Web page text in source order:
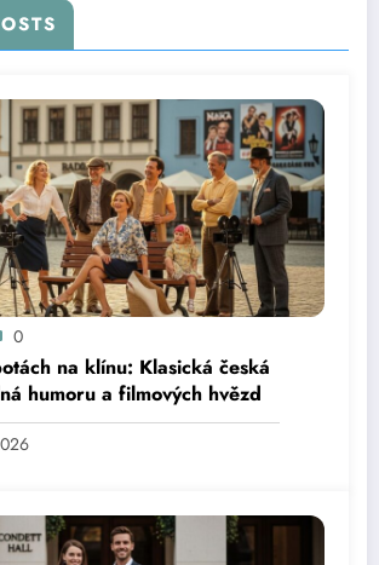
0
na klínu: Klasická česká
humoru a filmových hvězd